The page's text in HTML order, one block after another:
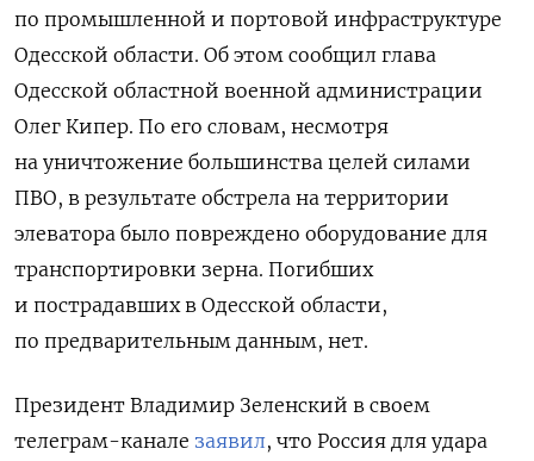
по промышленной и портовой инфраструктуре
Одесской области. Об этом сообщил глава
Одесской областной военной администрации
Олег Кипер. По его словам, несмотря
на уничтожение большинства целей силами
ПВО, в результате обстрела на территории
элеватора было повреждено оборудование для
транспортировки зерна. Погибших
и пострадавших в Одесской области,
по предварительным данным, нет.
Президент Владимир Зеленский в своем
телеграм-канале заявил, что Россия для удара